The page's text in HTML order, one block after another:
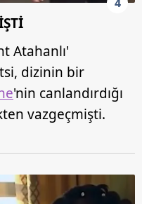
Atahanlı'
dizinin bir
'nin canlandırdığı
vazgeçmişti.